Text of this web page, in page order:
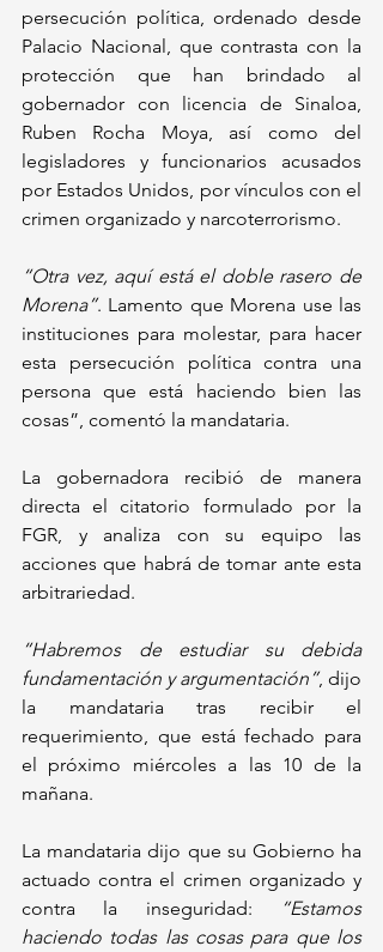
persecución política, ordenado desde
Palacio Nacional, que contrasta con la
protección que han brindado al
gobernador con licencia de Sinaloa,
Ruben Rocha Moya, así como del
legisladores y funcionarios acusados
por Estados Unidos, por vínculos con el
crimen organizado y narcoterrorismo.
“Otra vez, aquí está el doble rasero de
Morena”. Lamento que Morena use las
instituciones para molestar, para hacer
esta persecución política contra una
persona que está haciendo bien las
cosas”, comentó la mandataria.
La gobernadora recibió de manera
directa el citatorio formulado por la
FGR, y analiza con su equipo las
acciones que habrá de tomar ante esta
arbitrariedad.
“Habremos de estudiar su debida
fundamentación y argumentación”, dijo
la mandataria tras recibir el
requerimiento, que está fechado para
el próximo miércoles a las 10 de la
mañana.
La mandataria dijo que su Gobierno ha
actuado contra el crimen organizado y
contra la inseguridad:
“Estamos
haciendo todas las cosas para que los